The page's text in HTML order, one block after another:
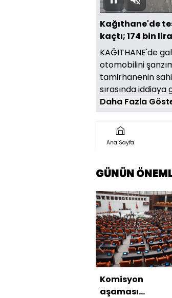
DuraklatSesi
Aç
Kağıthane'de
kaçtı; 174 bin
KAĞITHANE'de
otomobilini
tamirhanenin
sırasında iddiaya
Daha Fazla
Ana Sayfa
GÜNÜN
Komisyon
aşaması